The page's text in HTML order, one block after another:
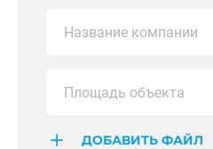
ДОБАВИТЬ ФАЙЛ